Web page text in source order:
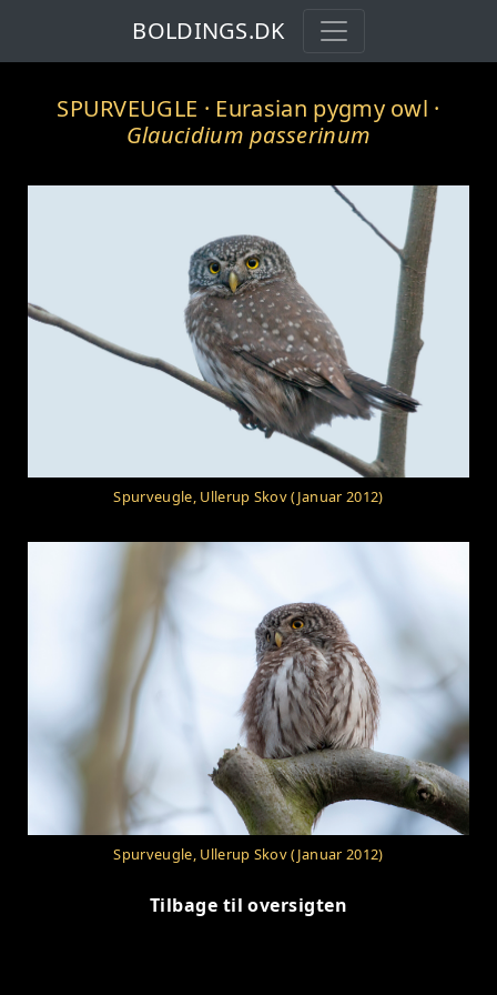
BOLDINGS.DK
SPURVEUGLE · Eurasian pygmy owl ·
Glaucidium passerinum
Spurveugle, Ullerup Skov (Januar 2012)
Spurveugle, Ullerup Skov (Januar 2012)
Tilbage til oversigten